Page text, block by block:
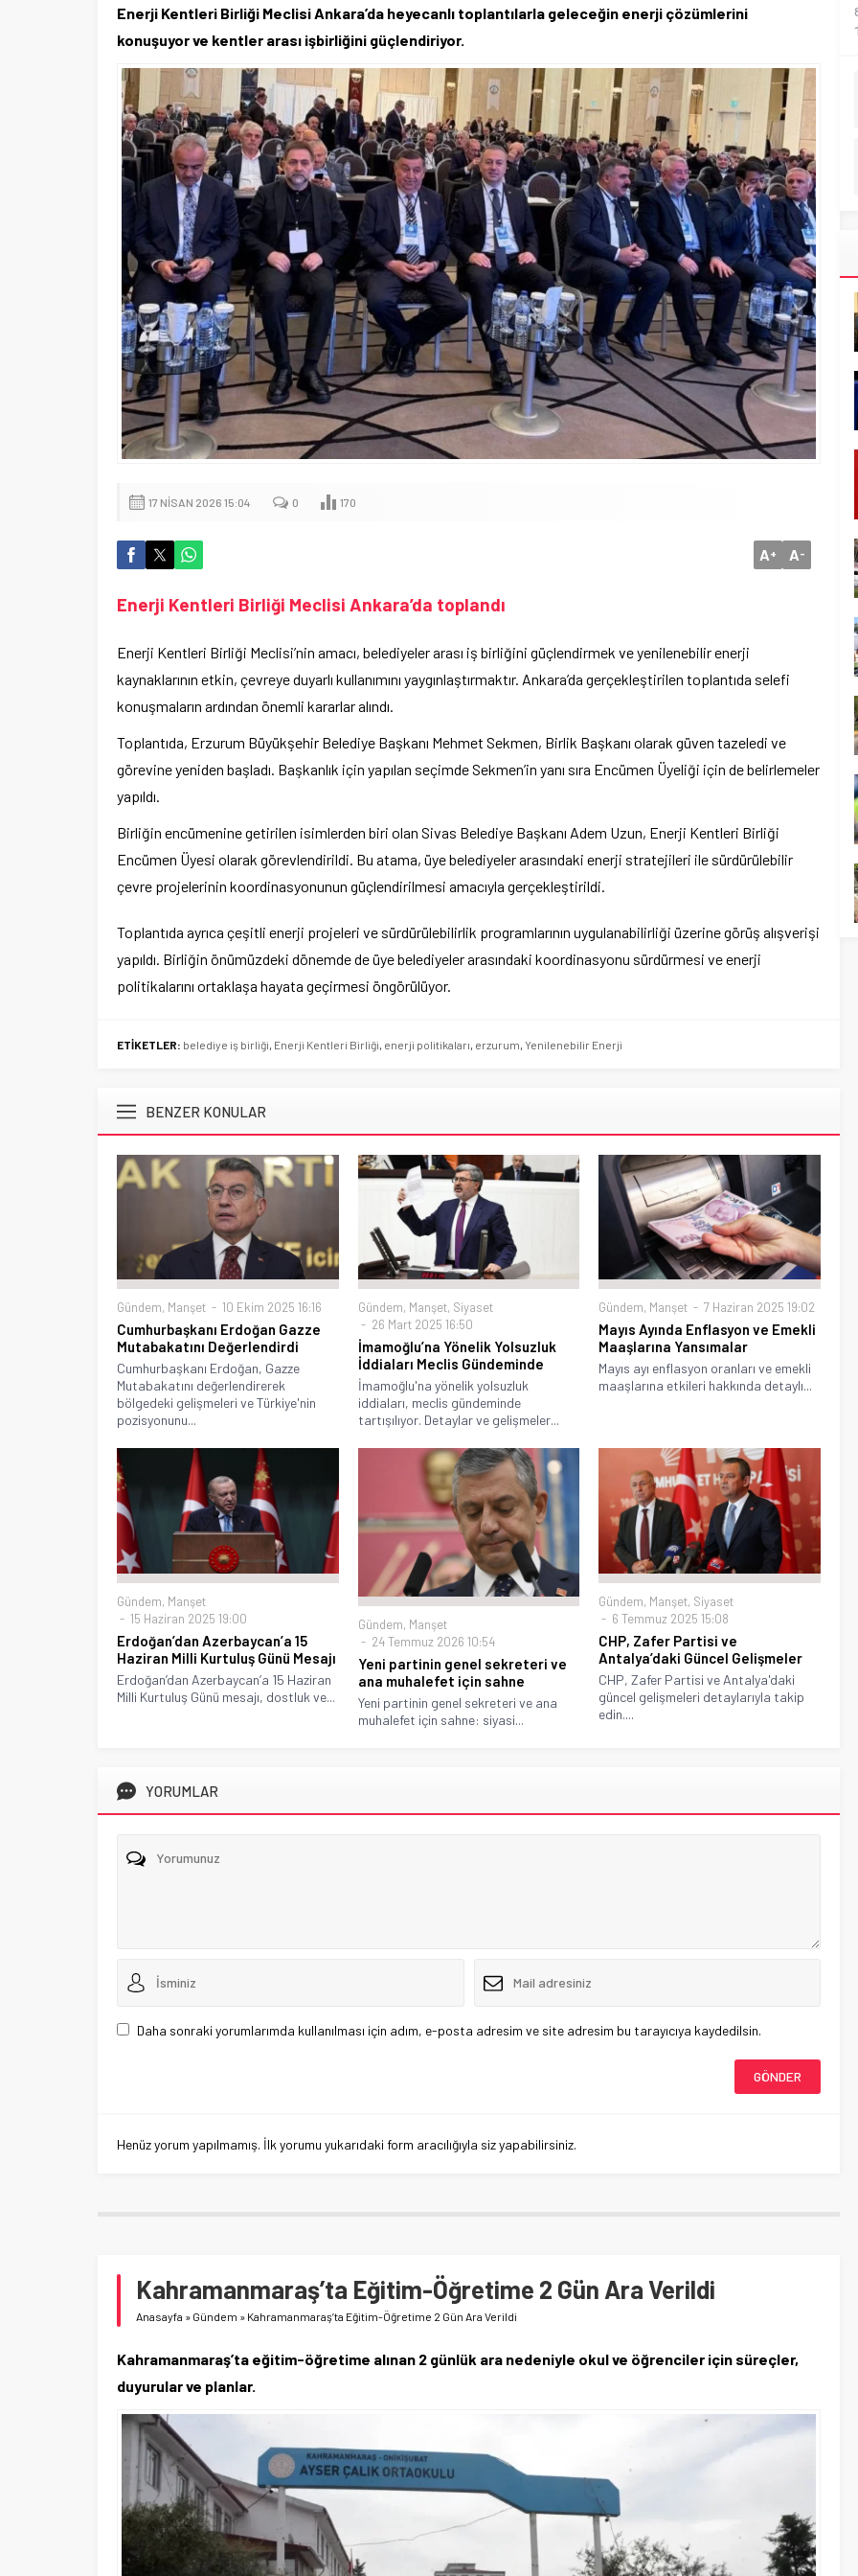
Enerji Kentleri Birliği Meclisi Ankara’da heyecanlı toplantılarla geleceğin enerji çözümlerini
konuşuyor ve kentler arası işbirliğini güçlendiriyor.
17 NISAN 2026 15:04 0 170
A+ A-
Enerji Kentleri Birliği Meclisi Ankara’da toplandı
Enerji Kentleri Birliği Meclisi’nin amacı, belediyeler arası iş birliğini güçlendirmek ve yenilenebilir enerji
kaynaklarının etkin, çevreye duyarlı kullanımını yaygınlaştırmaktır. Ankara’da gerçekleştirilen toplantıda selefi
konuşmaların ardından önemli kararlar alındı.
Toplantıda, Erzurum Büyükşehir Belediye Başkanı Mehmet Sekmen, Birlik Başkanı olarak güven tazeledi ve
görevine yeniden başladı. Başkanlık için yapılan seçimde Sekmen’in yanı sıra Encümen Üyeliği için de belirlemeler
yapıldı.
Birliğin encümenine getirilen isimlerden biri olan Sivas Belediye Başkanı Adem Uzun, Enerji Kentleri Birliği
Encümen Üyesi olarak görevlendirildi. Bu atama, üye belediyeler arasındaki enerji stratejileri ile sürdürülebilir
çevre projelerinin koordinasyonunun güçlendirilmesi amacıyla gerçekleştirildi.
Toplantıda ayrıca çeşitli enerji projeleri ve sürdürülebilirlik programlarının uygulanabilirliği üzerine görüş alışverişi
yapıldı. Birliğin önümüzdeki dönemde de üye belediyeler arasındaki koordinasyonu sürdürmesi ve enerji
politikalarını ortaklaşa hayata geçirmesi öngörülüyor.
ETİKETLER: belediye iş birliği, Enerji Kentleri Birliği, enerji politikaları, erzurum, Yenilenebilir Enerji
BENZER KONULAR
Gündem, Manşet 10 Ekim 2025 16:16
Cumhurbaşkanı Erdoğan Gazze
Mutabakatını Değerlendirdi
Cumhurbaşkanı Erdoğan, Gazze
Mutabakatını değerlendirerek
bölgedeki gelişmeleri ve Türkiye'nin
pozisyonunu...
Gündem, Manşet, Siyaset
26 Mart 2025 16:50
İmamoğlu’na Yönelik Yolsuzluk
İddiaları Meclis Gündeminde
İmamoğlu'na yönelik yolsuzluk
iddiaları, meclis gündeminde
tartışılıyor. Detaylar ve gelişmeler...
Gündem, Manşet 7 Haziran 2025 19:02
Mayıs Ayında Enflasyon ve Emekli
Maaşlarına Yansımalar
Mayıs ayı enflasyon oranları ve emekli
maaşlarına etkileri hakkında detaylı...
Gündem, Manşet
15 Haziran 2025 19:00
Erdoğan’dan Azerbaycan’a 15
Haziran Milli Kurtuluş Günü Mesajı
Erdoğan’dan Azerbaycan’a 15 Haziran
Milli Kurtuluş Günü mesajı, dostluk ve...
Gündem, Manşet
24 Temmuz 2026 10:54
Yeni partinin genel sekreteri ve
ana muhalefet için sahne
Yeni partinin genel sekreteri ve ana
muhalefet için sahne: siyasi...
Gündem, Manşet, Siyaset
6 Temmuz 2025 15:08
CHP, Zafer Partisi ve
Antalya’daki Güncel Gelişmeler
CHP, Zafer Partisi ve Antalya'daki
güncel gelişmeleri detaylarıyla takip
edin....
YORUMLAR
Daha sonraki yorumlarımda kullanılması için adım, e-posta adresim ve site adresim bu tarayıcıya kaydedilsin.
Henüz yorum yapılmamış. İlk yorumu yukarıdaki form aracılığıyla siz yapabilirsiniz.
Kahramanmaraş’ta Eğitim-Öğretime 2 Gün Ara Verildi
Anasayfa » Gündem » Kahramanmaraş’ta Eğitim-Öğretime 2 Gün Ara Verildi
Kahramanmaraş’ta eğitim-öğretime alınan 2 günlük ara nedeniyle okul ve öğrenciler için süreçler,
duyurular ve planlar.